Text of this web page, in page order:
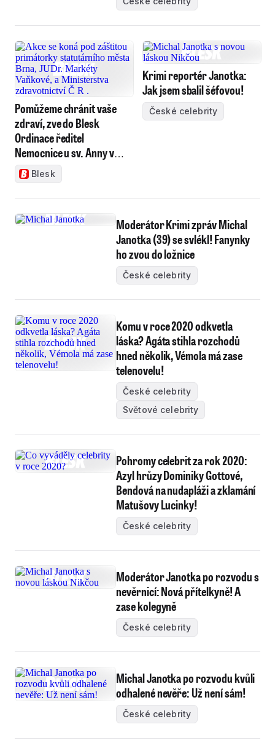
Pomůžeme chránit vaše
zdraví, zve do Blesk
Ordinace ředitel
Nemocnice u sv. Anny v
BrněBlesk
Krimi reportér Janotka:
Jak jsem sbalil šéfovou!
České celebrity
Moderátor Krimi zpráv Michal
Janotka (39) se svlékl! Fanynky
ho zvou do ložnice
České celebrity
Komu v roce 2020 odkvetla
láska? Agáta stihla rozchodů
hned několik, Vémola má zase
telenovelu!
České celebrity
Světové celebrity
Pohromy celebrit za rok 2020:
Azyl hrůzy Dominiky Gottové,
Bendová na nudapláži a zklamání
Matušovy Lucinky!
České celebrity
Moderátor Janotka po rozvodu s
nevěrnicí: Nová přítelkyně! A
zase kolegyně
České celebrity
Michal Janotka po rozvodu kvůli
odhalené nevěře: Už není sám!
České celebrity